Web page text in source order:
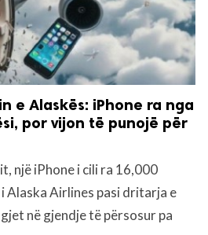
e Alaskës: iPhone ra nga
por vijon të punojë për
një iPhone i cili ra 16,000
Alaska Airlines pasi dritarja e
në gjendje të përsosur pa